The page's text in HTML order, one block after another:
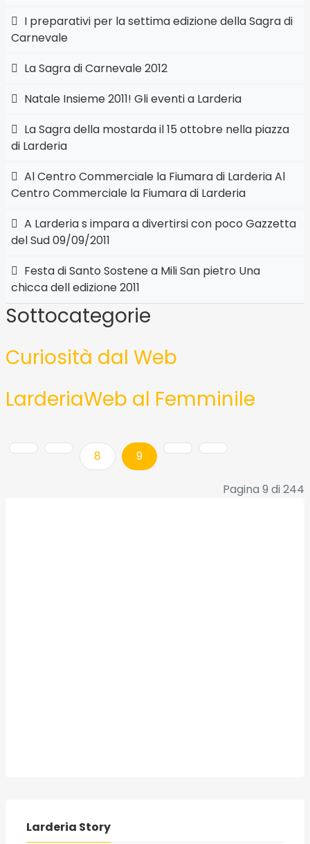
I preparativi per la settima edizione della Sagra di
Carnevale
La Sagra di Carnevale 2012
Natale Insieme 2011! Gli eventi a Larderia
La Sagra della mostarda il 15 ottobre nella piazza
di Larderia
Al Centro Commerciale la Fiumara di Larderia Al
Centro Commerciale la Fiumara di Larderia
A Larderia s impara a divertirsi con poco Gazzetta
del Sud 09/09/2011
Festa di Santo Sostene a Mili San pietro Una
chicca dell edizione 2011
Sottocategorie
Curiosità dal Web
LarderiaWeb al Femminile
8 9
Pagina 9 di 244
Larderia Story